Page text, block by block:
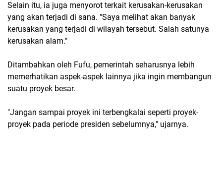
Selain itu, ia juga menyorot terkait kerusakan-kerusakan
yang akan terjadi di sana. "Saya melihat akan banyak
kerusakan yang terjadi di wilayah tersebut. Salah satunya
kerusakan alam."
Ditambahkan oleh Fufu, pemerintah seharusnya lebih
memerhatikan aspek-aspek lainnya jika ingin membangun
suatu proyek besar.
"Jangan sampai proyek ini terbengkalai seperti proyek-
proyek pada periode presiden sebelumnya," ujarnya.